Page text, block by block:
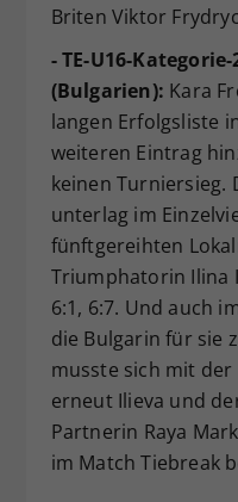
Briten Viktor
- TE-U16-
(Bulgarien): Kara
langen Erfolgsliste
weiteren Eintrag
keinen Turniersieg.
unterlag im
fünftgereihten
Triumphatorin Ilina
6:1, 6:7. Und auch
die Bulgarin für sie
musste sich mit der
erneut Ilieva und
Partnerin Raya
im Match Tiebreak